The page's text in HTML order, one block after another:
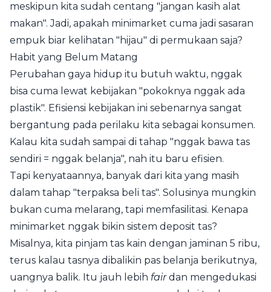
meskipun kita sudah centang "jangan kasih alat
makan". Jadi, apakah minimarket cuma jadi sasaran
empuk biar kelihatan "hijau" di permukaan saja?
Habit yang Belum Matang
Perubahan gaya hidup itu butuh waktu, nggak
bisa cuma lewat kebijakan "pokoknya nggak ada
plastik". Efisiensi kebijakan ini sebenarnya sangat
bergantung pada perilaku kita sebagai konsumen.
Kalau kita sudah sampai di tahap "nggak bawa tas
sendiri = nggak belanja", nah itu baru efisien.
Tapi kenyataannya, banyak dari kita yang masih
dalam tahap "terpaksa beli tas". Solusinya mungkin
bukan cuma melarang, tapi memfasilitasi. Kenapa
minimarket nggak bikin sistem deposit tas?
Misalnya, kita pinjam tas kain dengan jaminan 5 ribu,
terus kalau tasnya dibalikin pas belanja berikutnya,
uangnya balik. Itu jauh lebih fairdan mengedukasi